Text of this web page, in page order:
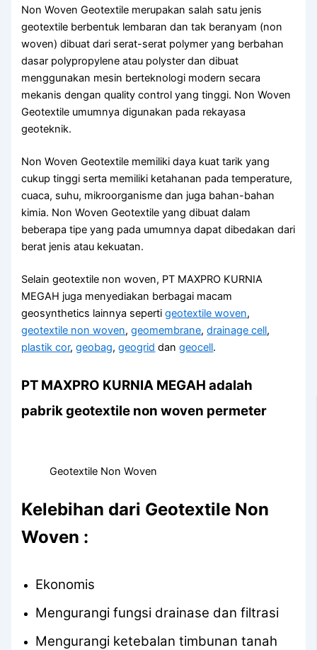
Non Woven Geotextile merupakan salah satu jenis
geotextile berbentuk lembaran dan tak beranyam (non
woven) dibuat dari serat-serat polymer yang berbahan
dasar polypropylene atau polyster dan dibuat
menggunakan mesin berteknologi modern secara
mekanis dengan quality control yang tinggi. Non Woven
Geotextile umumnya digunakan pada rekayasa
geoteknik.
Non Woven Geotextile memiliki daya kuat tarik yang
cukup tinggi serta memiliki ketahanan pada temperature,
cuaca, suhu, mikroorganisme dan juga bahan-bahan
kimia. Non Woven Geotextile yang dibuat dalam
beberapa tipe yang pada umumnya dapat dibedakan dari
berat jenis atau kekuatan.
Selain geotextile non woven, PT MAXPRO KURNIA
MEGAH juga menyediakan berbagai macam
geosynthetics lainnya sepertigeotextile woven,
geotextile non woven,geomembrane,drainage cell,
plastik cor,geobag,geogrid dangeocell.
PT MAXPRO KURNIA MEGAH adalah
pabrik geotextile non woven permeter
Geotextile Non Woven
Kelebihan dari Geotextile Non
Woven :
Ekonomis
Mengurangi fungsi drainase dan filtrasi
Mengurangi ketebalan timbunan tanah